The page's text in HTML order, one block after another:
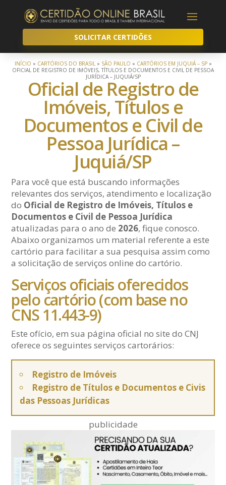
SOLICITAR CERTIDÕES
INÍCIO » CARTÓRIOS DO BRASIL» SÃO PAULO » CARTÓRIOS EM JUQUIÁ – SP»
OFICIAL DE REGISTRO DE IMÓVEIS, TÍTULOS E DOCUMENTOS E CIVIL DE PESSOA
JURÍDICA – JUQUIÁ/SP
Oficial de Registro de
Imóveis, Títulos e
Documentos e Civil de
Pessoa Jurídica –
Juquiá/SP
Para você que está buscando informações
relevantes dos serviços, atendimento e localização
do Oficial de Registro de Imóveis, Títulos e
Documentos e Civil de Pessoa Jurídica
atualizadas para o ano de 2026, fique conosco.
Abaixo organizamos um material referente a este
cartório para facilitar a sua pesquisa assim como
a solicitação de serviços online do cartório.
Serviços oficiais oferecidos
pelo cartório (com base no
CNS 11.443-9)
Este ofício, em sua página oficial no site do CNJ
oferece os seguintes serviços cartorários:
Registro de Imóveis
Registro de Títulos e Documentos e Civis
das Pessoas Jurídicas
publicidade